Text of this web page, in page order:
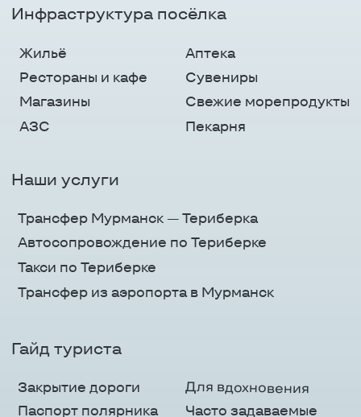
AROUND
THE NORTH
Разработка сайта © 2025